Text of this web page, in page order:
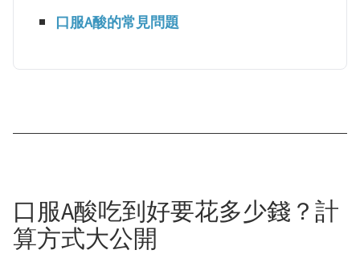
口服A酸的常見問題
口服A酸吃到好要花多少錢？計
算方式大公開